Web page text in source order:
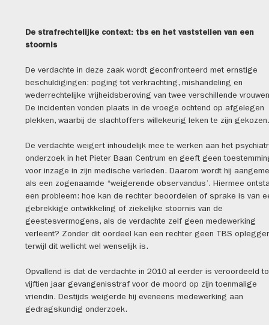
De strafrechtelijke context: tbs en het vaststellen van een
stoornis
De verdachte in deze zaak wordt geconfronteerd met ernstige
beschuldigingen: poging tot verkrachting, mishandeling en
wederrechtelijke vrijheidsberoving van twee verschillende
De incidenten vonden plaats in de vroege ochtend op afgelegen
plekken, waarbij de slachtoffers willekeurig leken te zijn gekozen.
De verdachte weigert inhoudelijk mee te werken aan het
onderzoek in het Pieter Baan Centrum en geeft geen
voor inzage in zijn medische verleden. Daarom wordt hij
als een zogenaamde ‘‘weigerende observandus’. Hiermee
een probleem: hoe kan de rechter beoordelen of sprake is van
gebrekkige ontwikkeling of ziekelijke stoornis van de
geestesvermogens, als de verdachte zelf geen medewerking
verleent? Zonder dit oordeel kan een rechter geen TBS
terwijl dit wellicht wel wenselijk is.
Opvallend is dat de verdachte in 2010 al eerder is veroordeeld
vijftien jaar gevangenisstraf voor de moord op zijn toenmalige
vriendin. Destijds weigerde hij eveneens medewerking aan
gedragskundig onderzoek.